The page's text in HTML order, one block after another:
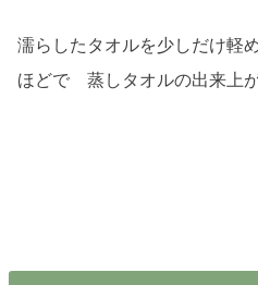
濡らしたタオルを少しだけ軽
ほどで 蒸しタオルの出来上が